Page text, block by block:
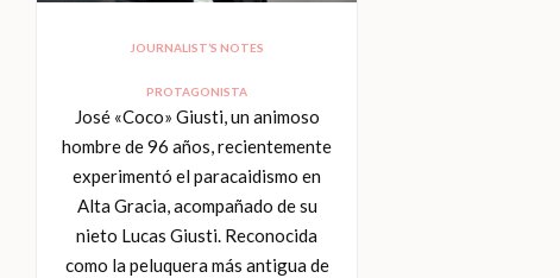
JOURNALIST’S NOTES
PROTAGONISTA
José «Coco» Giusti, un animoso
hombre de 96 años, recientemente
experimentó el paracaidismo en
Alta Gracia, acompañado de su
nieto Lucas Giusti. Reconocida
como la peluquera más antigua de